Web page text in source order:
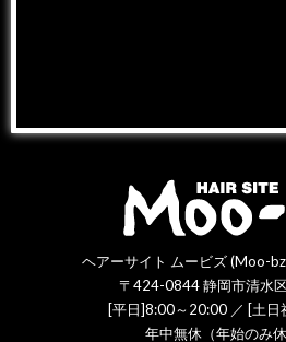
ヘアーサイト ムービズ (Moo-
〒424-0844 静岡市清水
[平日]8:00～20:00 ／ [土
年中無休（年始のみ休